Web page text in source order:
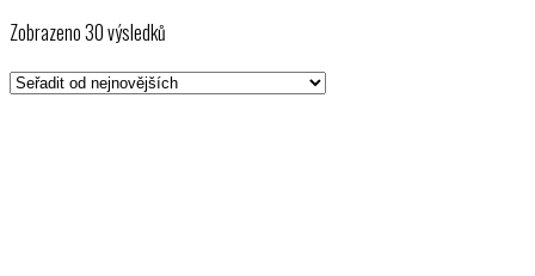
Zobrazeno 30 výsledků
nejnovějších